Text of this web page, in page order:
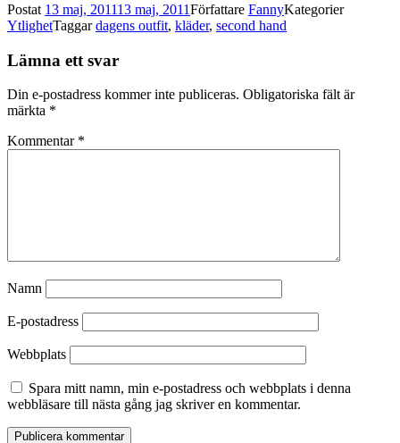
Postat 13 maj, 201113 maj, 2011Författare FannyKategorier
YtlighetTaggardagens outfit, kläder, second hand
Lämna ett svar
Din e-postadress kommer inte publiceras. Obligatoriska fält är
märkta *
Kommentar *
Namn
E-postadress
Webbplats
Spara mitt namn, min e-postadress och webbplats i denna
webbläsare till nästa gång jag skriver en kommentar.